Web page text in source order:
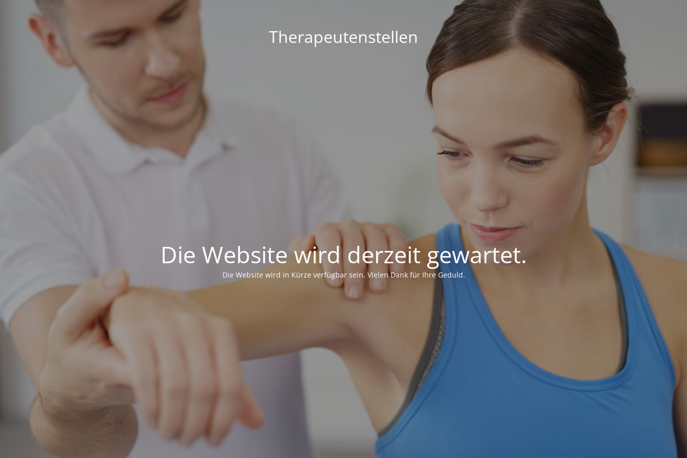
Therapeutenstellen
Die Website wird derzeit gewartet.
Die Website wird in Kürze verfügbar sein. Vielen Dank für Ihre Geduld.